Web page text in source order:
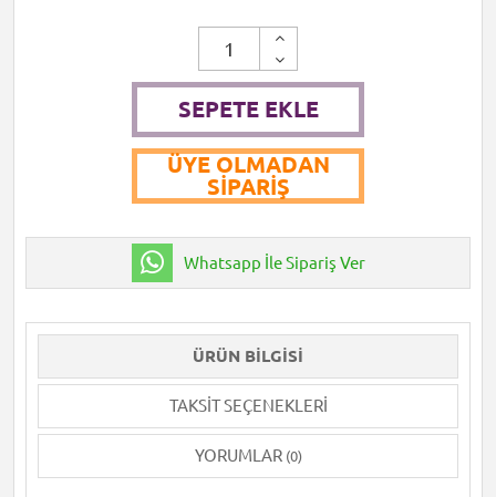
SEPETE EKLE
ÜYE OLMADAN
SIPARIŞ
Whatsapp İle Sipariş Ver
ÜRÜN BILGISI
TAKSIT SEÇENEKLERI
YORUMLAR (0)